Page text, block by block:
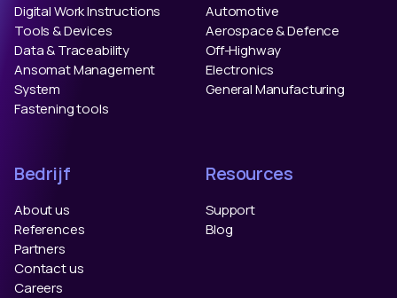
Digital Work Instructions
Tools & Devices
Data & Traceability
Ansomat Management
System
Fastening tools
Automotive
Aerospace & Defence
Off-Highway
Electronics
General Manufacturing
Bedrijf
About us
References
Partners
Contact us
Careers
Resources
Support
Blog